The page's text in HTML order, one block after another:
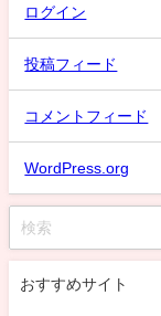
ログイン
投稿フィード
コメントフィード
WordPress.org
おすすめサイト